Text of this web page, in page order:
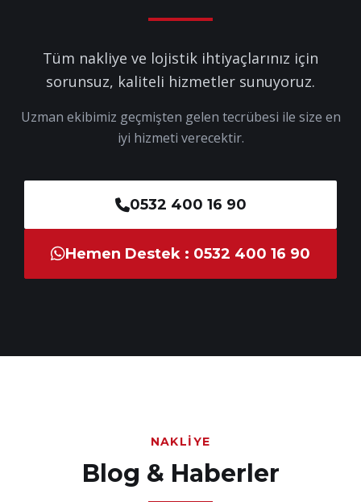
Tüm nakliye ve lojistik ihtiyaçlarınız için
sorunsuz, kaliteli hizmetler sunuyoruz.
Uzman ekibimiz geçmişten gelen tecrübesi ile size en
iyi hizmeti verecektir.
0532 400 16 90
Hemen Destek : 0532 400 16 90
NAKLIYE
Blog & Haberler